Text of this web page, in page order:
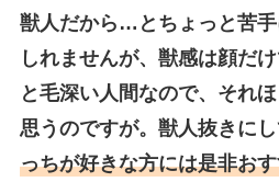
獣人だから…とちょっと苦
しれませんが、獣感は顔だ
と毛深い人間なので、それ
思うのですが。獣人抜きに
っちが好きな方には是非お